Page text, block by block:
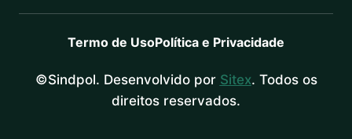
Termo de UsoPolítica e Privacidade
©Sindpol. Desenvolvido por Sitex. Todos os
direitos reservados.